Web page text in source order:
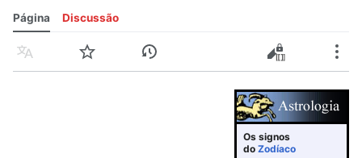
Página Discussão
Idioma Vigiar Histórico Editar código-fonte
Os signos
do Zodíaco